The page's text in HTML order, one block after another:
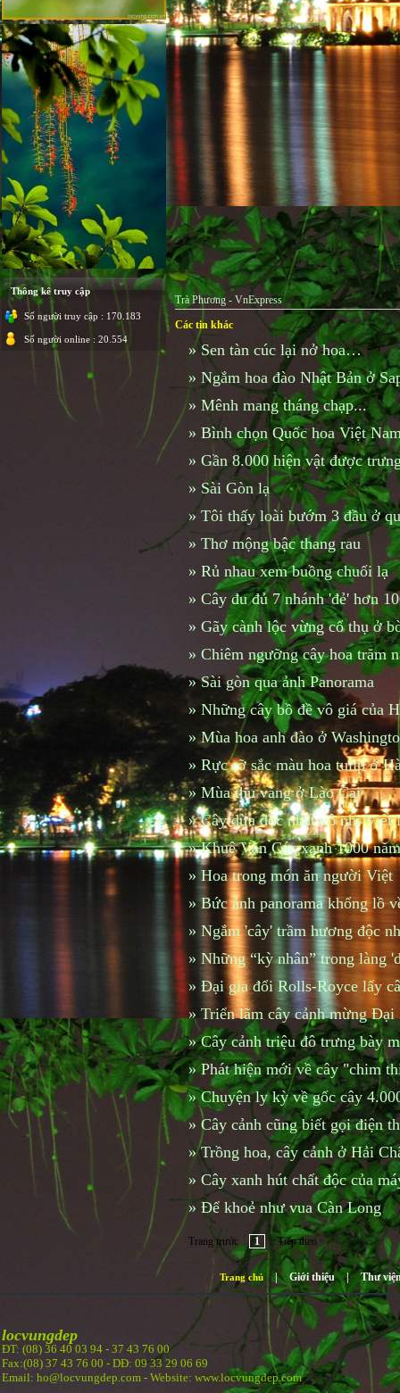
Thông kê truy cập
Số người truy cập : 170.183
Số người online : 20.554
Trà Phương - VnExpress
Các tin khác
» Sen tàn cúc lại nở hoa…
» Ngắm hoa đào Nhật Bản ở
» Mênh mang tháng chạp...
» Bình chọn Quốc hoa Việt
» Gần 8.000 hiện vật được
» Sài Gòn lạ
» Tôi thấy loài bướm 3 đầu ở
» Thơ mộng bậc thang rau
» Rủ nhau xem buồng chuối lạ
» Cây đu đủ 7 nhánh 'đẻ' hơn
» Gãy cành lộc vừng cổ thụ ở
» Chiêm ngưỡng cây hoa trăm
»Sài gòn qua ảnh Panorama
» Những cây bồ đề vô giá của
»Mùa hoa anh đào ở
» Rực rỡ sắc màu hoa tulip ở
» Mùa thu vàng ở Lào Cai
»Cây dừa độc nhất vô nhị Việt
»Khuê Văn Các xanh 1000
» Hoa trong món ăn người Việt
» Bức ảnh panorama khổng lồ
» Ngắm 'cây' trầm hương độc
» Những “kỳ nhân” trong làng
» Đại gia đổi Rolls-Royce lấy
»Triển lãm cây cảnh mừng Đại
»Cây cảnh triệu đô trưng bày
»Phát hiện mới về cây "chim
»Chuyện ly kỳ về gốc cây
» Cây cảnh cũng biết gọi điện
»Trồng hoa, cây cảnh ở Hải
» Cây xanh hút chất độc của
» Để khoẻ như vua Càn Long
Trang trước 1 Tiếp theo
Trang chủ | Giới thiệu | Thư
locvungdep
ĐT: (08) 36 40 03 94 - 37 43 76 00
Fax:(08) 37 43 76 00 - DĐ: 09 33 29 06 69
Email: ho@locvungdep.com - Website: www.locvungdep.com